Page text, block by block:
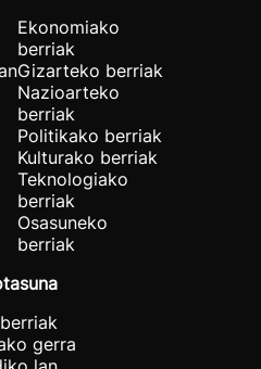
Ekonomiako
berriak
Gizarteko berriak
Nazioarteko
berriak
Politikako berriak
Kulturako berriak
Teknologiako
berriak
Osasuneko
berriak
gerra